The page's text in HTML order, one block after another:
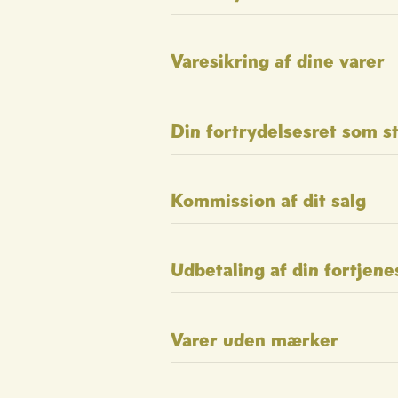
Varesikring af dine varer
Din fortrydelsesret som
Kommission af dit salg
Udbetaling af din
Varer uden mærker